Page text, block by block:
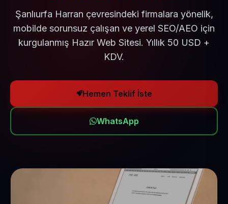
Şanlıurfa Harran çevresindeki firmalara yönelik,
mobilde sorunsuz çalışan ve yerel SEO/AEO için
kurgulanmış Hazır Web Sitesi. Yıllık 50 USD +
KDV.
Hemen Teklif İste
WhatsApp